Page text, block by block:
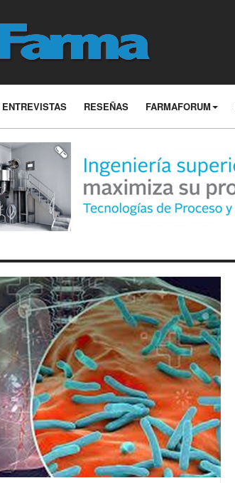
ENTREVISTAS RESEÑAS FARMAFORUM